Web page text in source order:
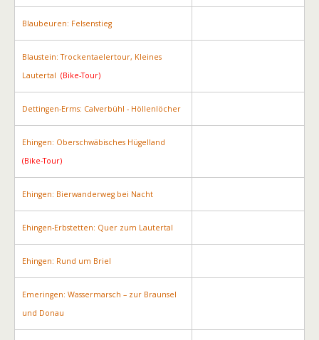
Blaubeuren: Felsenstieg
Blaustein: Trockentaelertour, Kleines
Lautertal (Bike-Tour)
Dettingen-Erms: Calverbühl - Höllenlöcher
Ehingen: Oberschwäbisches Hügelland
(Bike-Tour)
Ehingen: Bierwanderweg bei Nacht
Ehingen-Erbstetten: Quer zum Lautertal
Ehingen: Rund um Briel
Emeringen: Wassermarsch – zur Braunsel
und Donau